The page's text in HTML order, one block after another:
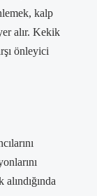
kalp
alır. Kekik
önleyici